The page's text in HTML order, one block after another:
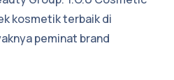
kosmetik terbaik di
peminat brand